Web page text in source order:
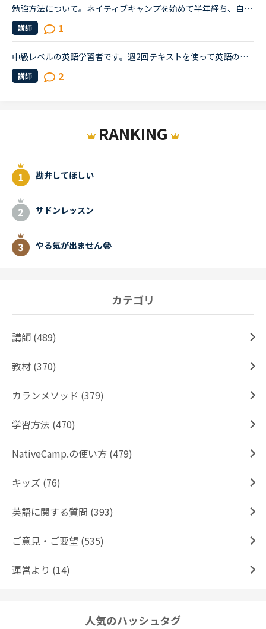
勉強方法について。ネイティブキャンプを始めて半年経ち、自分の話しやすい話題やある程度必要とされる会話は出来るようになりました。日本人講師を含め数人の先生からは君のスキルはgood enough、じゅうぶんコミ...
講師 1
中級レベルの英語学習者です。週2回テキストを使って英語の学習をしていて、そのほかの日をネイティブキャンプを使って会話しています。ENGLISH COUNSIEL などの音源を聴いたり、英語のニュースを聴いたり、英語...
講師 2
RANKING
勘弁してほしい
サドンレッスン
やる気が出ません😭
カテゴリ
講師 (489)
教材 (370)
カランメソッド (379)
学習方法 (470)
NativeCamp.の使い方 (479)
キッズ (76)
英語に関する質問 (393)
ご意見・ご要望 (535)
運営より (14)
人気のハッシュタグ